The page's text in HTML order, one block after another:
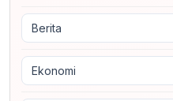
Berita
Ekonomi